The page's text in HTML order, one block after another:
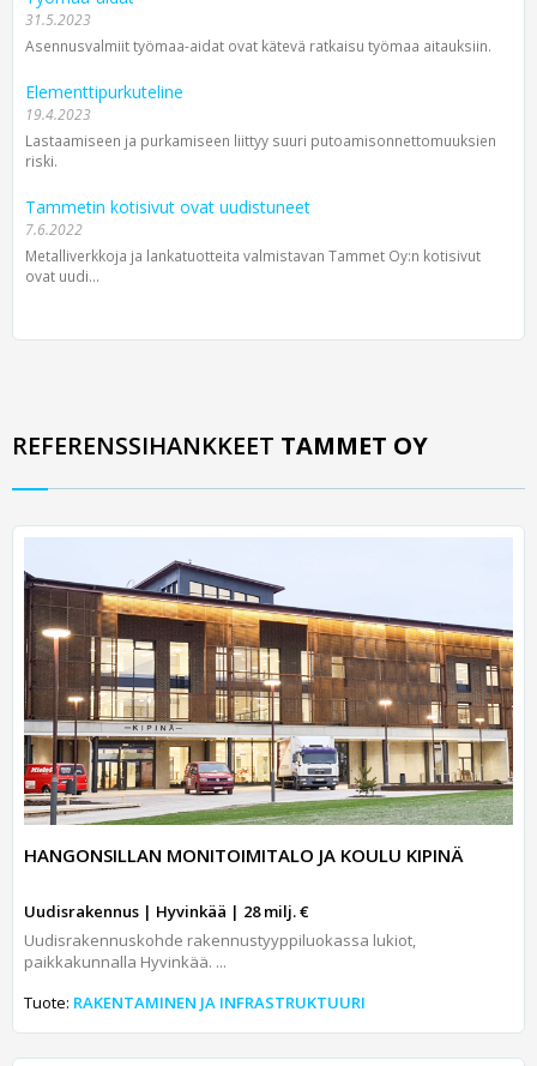
31.5.2023
Asennusvalmiit työmaa-aidat ovat kätevä ratkaisu työmaa aitauksiin.
Elementtipurkuteline
19.4.2023
Lastaamiseen ja purkamiseen liittyy suuri putoamisonnettomuuksien
riski.
Tammetin kotisivut ovat uudistuneet
7.6.2022
Metalliverkkoja ja lankatuotteita valmistavan Tammet Oy:n kotisivut
ovat uudi...
REFERENSSIHANKKEET TAMMET OY
HANGONSILLAN MONITOIMITALO JA KOULU KIPINÄ
Uudisrakennus | Hyvinkää | 28 milj. €
Uudisrakennuskohde rakennustyyppiluokassa lukiot,
paikkakunnalla Hyvinkää. ...
Tuote: RAKENTAMINEN JA INFRASTRUKTUURI